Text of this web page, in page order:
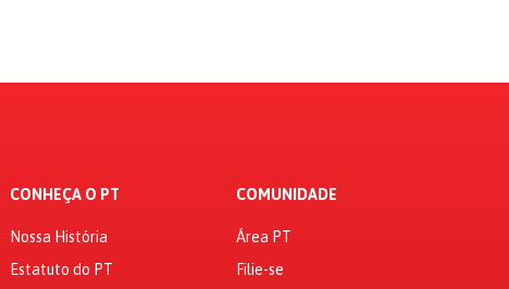
CONHEÇA O PT
Nossa História
Estatuto do PT
COMUNIDADE
Área PT
Filie-se